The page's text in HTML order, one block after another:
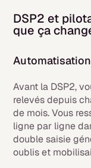
DSP2 et
que ça
Avant la DSP2,
relevés depuis
de mois. Vous
ligne par ligne
double saisie
oublis et